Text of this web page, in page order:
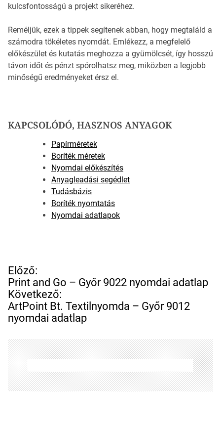
kulcsfontosságú a projekt sikeréhez.
Reméljük, ezek a tippek segítenek abban, hogy megtaláld a
számodra tökéletes nyomdát. Emlékezz, a megfelelő
előkészület és kutatás meghozza a gyümölcsét, így hosszú
távon időt és pénzt spórolhatsz meg, miközben a legjobb
minőségű eredményeket érsz el.
KAPCSOLÓDÓ, HASZNOS ANYAGOK
Papírméretek
Boríték méretek
Nyomdai előkészítés
Anyagleadási segédlet
Tudásbázis
Boríték nyomtatás
Nyomdai adatlapok
B
e
j
e
g
y
z
é
s
n
a
Előző:
Print and Go – Győr 9022 nyomdai adatlap
Következő:
ArtPoint Bt. Textilnyomda – Győr 9012
nyomdai adatlap